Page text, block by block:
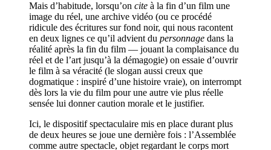
Mais d’habitude, lorsqu’on cite à la fin d’un film une
image du réel, une archive vidéo (ou ce procédé
ridicule des écritures sur fond noir, qui nous racontent
en deux lignes ce qu’il advient du personnage dans la
réalité après la fin du film — jouant la complaisance du
réel et de l’art jusqu’à la démagogie) on essaie d’ouvrir
le film à sa véracité (le slogan aussi creux que
dogmatique : inspiré d’une histoire vraie), on interrompt
dès lors la vie du film pour une autre vie plus réelle
sensée lui donner caution morale et le justifier.
Ici, le dispositif spectaculaire mis en place durant plus
de deux heures se joue une dernière fois : l’Assemblée
comme autre spectacle, objet regardant le corps mort